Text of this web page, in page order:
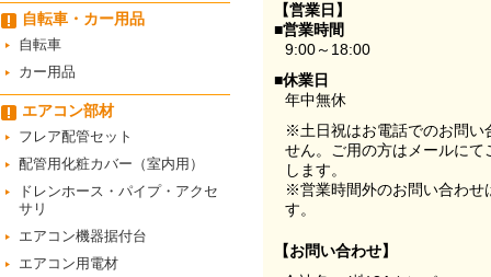
自転車・カー用品
自転車
カー用品
エアコン部材
フレア配管セット
配管用化粧カバー（室内用）
ドレンホース・パイプ・アクセ
サリ
エアコン機器据付台
エアコン用電材
【営業日】
■営業時間
9:00～18:00
■休業日
年中無休
※土日祝はお電話でのお問い
せん。ご用の方はメールに
します。
※営業時間外のお問い合わせ
す。
【お問い合わせ】